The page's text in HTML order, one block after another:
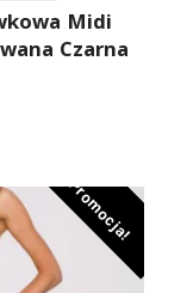
Midi
Czarna
Promocja!